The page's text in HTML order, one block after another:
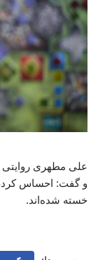
علی مطهری روایتی
و گفت: احساس کردم
خسته شده‌اند.